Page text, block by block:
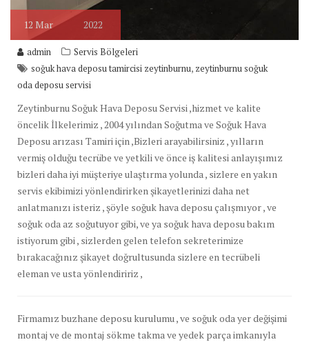
12 Mar 2022
admin
Servis Bölgeleri
soğuk hava deposu tamircisi zeytinburnu, zeytinburnu soğuk
oda deposu servisi
Zeytinburnu Soğuk Hava Deposu Servisi ,hizmet ve kalite
öncelik İlkelerimiz , 2004 yılından Soğutma ve Soğuk Hava
Deposu arızası Tamiri için ,Bizleri arayabilirsiniz , yılların
vermiş olduğu tecrübe ve yetkili ve önce iş kalitesi anlayışımız
bizleri daha iyi müşteriye ulaştırma yolunda , sizlere en yakın
servis ekibimizi yönlendirirken şikayetlerinizi daha net
anlatmanızı isteriz , şöyle soğuk hava deposu çalışmıyor , ve
soğuk oda az soğutuyor gibi, ve ya soğuk hava deposu bakım
istiyorum gibi , sizlerden gelen telefon sekreterimize
bırakacağınız şikayet doğrultusunda sizlere en tecrübeli
eleman ve usta yönlendiririz ,
Firmamız buzhane deposu kurulumu , ve soğuk oda yer değişimi
montaj ve de montaj sökme takma ve yedek parça imkanıyla